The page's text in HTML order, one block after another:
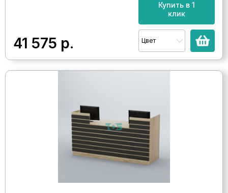
41 575 р.
Купить в 1
клик
Цвет